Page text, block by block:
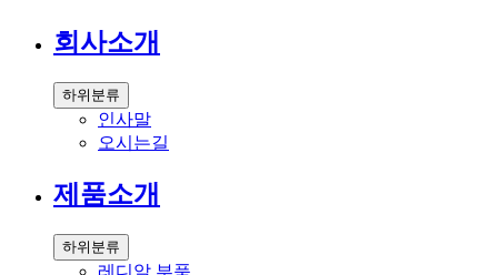
회사소개
하위분류
인사말
오시는길
제품소개
하위분류